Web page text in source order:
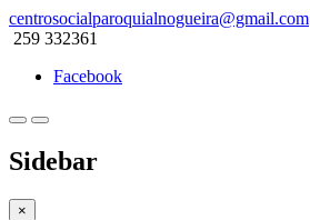
centrosocialparoquialnogueira@gmail.com
259 332361
Facebook
Sidebar
×